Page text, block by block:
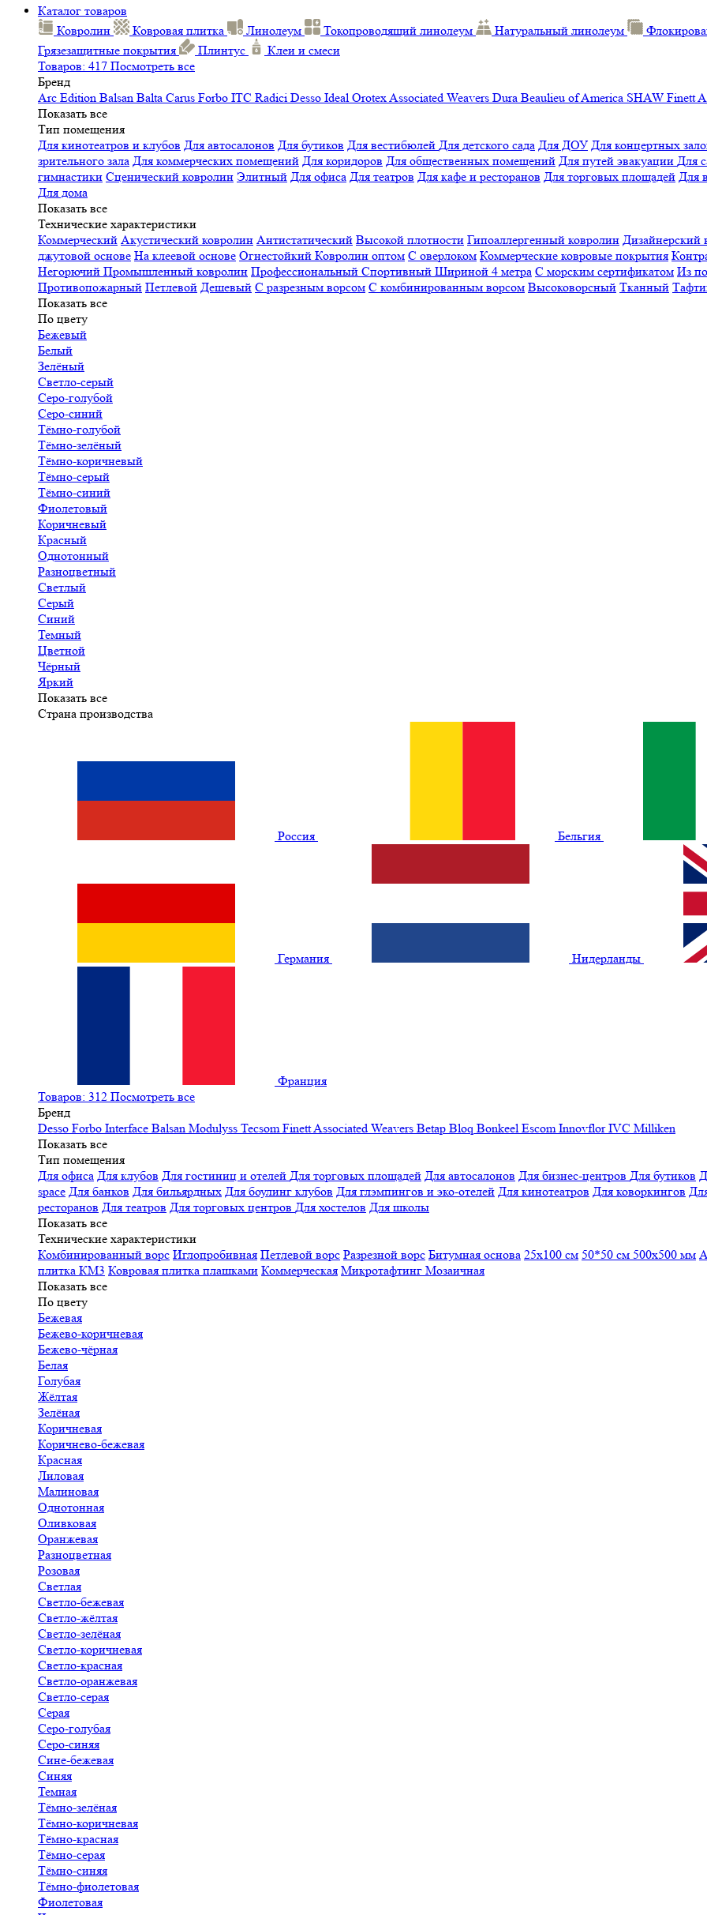
Каталог товаров
Ковролин
Ковровая плитка Линолеум Токопроводящий линолеум Натуральный линолеум
Грязезащитные покрытия
Плинтус
Клеи и смеси
Товаров: 417 Посмотреть все
Бренд
Arc Edition Balsan Balta Carus Forbo ITC Radici Desso Ideal OrotexAssociated Weavers Dura Beaulieu of America SHAW Finett
Показать все
Тип помещения
Для кинотеатров и клубов Для автосалонов Для бутиков Для вестибюлей Для детского сада Для ДОУ Для концертных
зрительного зала Для коммерческих помещений Для коридоров Для общественных помещений Для путей эвакуации Для
гимнастики Сценический ковролин Элитный Для офиса Для театров Для кафе и ресторанов Для торговых площадей Для
Для дома
Показать все
Технические характеристики
Коммерческий Акустический ковролин Антистатический Высокой плотности Гипоаллергенный ковролин Дизайнерский
джутовой основе На клеевой основе Огнестойкий Ковролин оптом С оверлоком Коммерческие ковровые покрытия
Негорючий Промышленный ковролин Профессиональный Спортивный Шириной 4 метра С морским сертификатом Из
Противопожарный Петлевой Дешевый С разрезным ворсом С комбинированным ворсом Высоковорсный Тканный
Показать все
По цвету
Бежевый
Белый
Зелёный
Светло-серый
Серо-голубой
Серо-синий
Тёмно-голубой
Тёмно-зелёный
Тёмно-коричневый
Тёмно-серый
Тёмно-синий
Фиолетовый
Коричневый
Красный
Однотонный
Разноцветный
Светлый
Серый
Синий
Темный
Цветной
Чёрный
Яркий
Показать все
Страна производства
Россия Бельгия
Германия Нидерланды
Франция
Товаров: 312 Посмотреть все
Бренд
Desso Forbo Interface Balsan Modulyss Tecsom FinettAssociated Weavers Betap Bloq Bonkeel Escom Innovflor IVC Milliken
Показать все
Тип помещения
Для офиса Для клубов Для гостиниц и отелей Для торговых площадей Для автосалонов Для бизнес-центров Для бутиков
space Для банков Для бильярдных Для боулинг клубов Для глэмпингов и эко-отелей Для кинотеатров Для коворкингов
ресторанов Для театров Для торговых центров Для хостелов Для школы
Показать все
Технические характеристики
Комбинированный ворс Иглопробивная Петлевой ворс Разрезной ворс Битумная основа 25x100 см 50*50 см 500х500 мм
плитка КМ3 Ковровая плитка плашками Коммерческая Микротафтинг Мозаичная
Показать все
По цвету
Бежевая
Бежево-коричневая
Бежево-чёрная
Белая
Голубая
Жёлтая
Зелёная
Коричневая
Коричнево-бежевая
Красная
Лиловая
Малиновая
Однотонная
Оливковая
Оранжевая
Разноцветная
Розовая
Светлая
Светло-бежевая
Светло-жёлтая
Светло-зелёная
Светло-коричневая
Светло-красная
Светло-оранжевая
Светло-серая
Серая
Серо-голубая
Серо-синяя
Сине-бежевая
Синяя
Темная
Тёмно-зелёная
Тёмно-коричневая
Тёмно-красная
Тёмно-серая
Тёмно-синяя
Тёмно-фиолетовая
Фиолетовая